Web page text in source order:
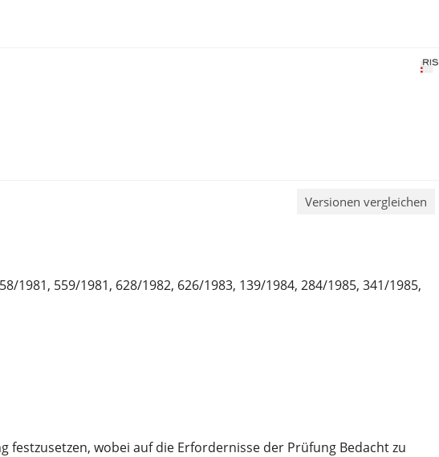
Versionen vergleichen
1981, 559/1981, 628/1982, 626/1983, 139/1984, 284/1985, 341/1985,
wobei auf die Erfordernisse der Prüfung Bedacht zu